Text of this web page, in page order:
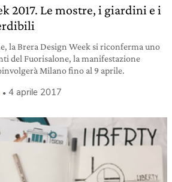
2017. Le mostre, i giardini e i
la Brera Design Week si riconferma uno
del Fuorisalone, la manifestazione
Milano fino al 9 aprile.
4 aprile 2017